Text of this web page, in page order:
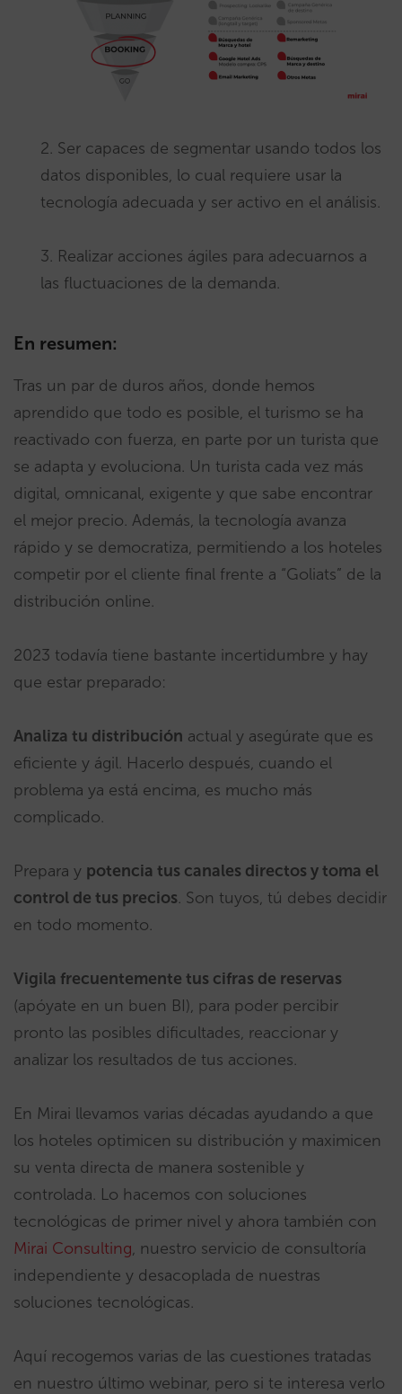
2. Ser capaces de segmentar usando todos los
datos disponibles, lo cual requiere usar la
tecnología adecuada y ser activo en el análisis.
3. Realizar acciones ágiles para adecuarnos a
las fluctuaciones de la demanda.
En resumen:
Tras un par de duros años, donde hemos
aprendido que todo es posible, el turismo se ha
reactivado con fuerza, en parte por un turista que
se adapta y evoluciona. Un turista cada vez más
digital, omnicanal, exigente y que sabe encontrar
el mejor precio. Además, la tecnología avanza
rápido y se democratiza, permitiendo a los hoteles
competir por el cliente final frente a “Goliats” de la
distribución online.
2023 todavía tiene bastante incertidumbre y hay
que estar preparado:
Analiza tu distribución actual y asegúrate que es
eficiente y ágil. Hacerlo después, cuando el
problema ya está encima, es mucho más
complicado.
Prepara y potencia tus canales directos y toma el
control de tus precios. Son tuyos, tú debes decidir
en todo momento.
Vigila frecuentemente tus cifras de reservas
(apóyate en un buen BI), para poder percibir
pronto las posibles dificultades, reaccionar y
analizar los resultados de tus acciones.
En Mirai llevamos varias décadas ayudando a que
los hoteles optimicen su distribución y maximicen
su venta directa de manera sostenible y
controlada. Lo hacemos con soluciones
tecnológicas de primer nivel y ahora también con
Mirai Consulting, nuestro servicio de consultoría
independiente y desacoplada de nuestras
soluciones tecnológicas.
Aquí recogemos varias de las cuestiones tratadas
en nuestro último webinar, pero si te interesa verlo